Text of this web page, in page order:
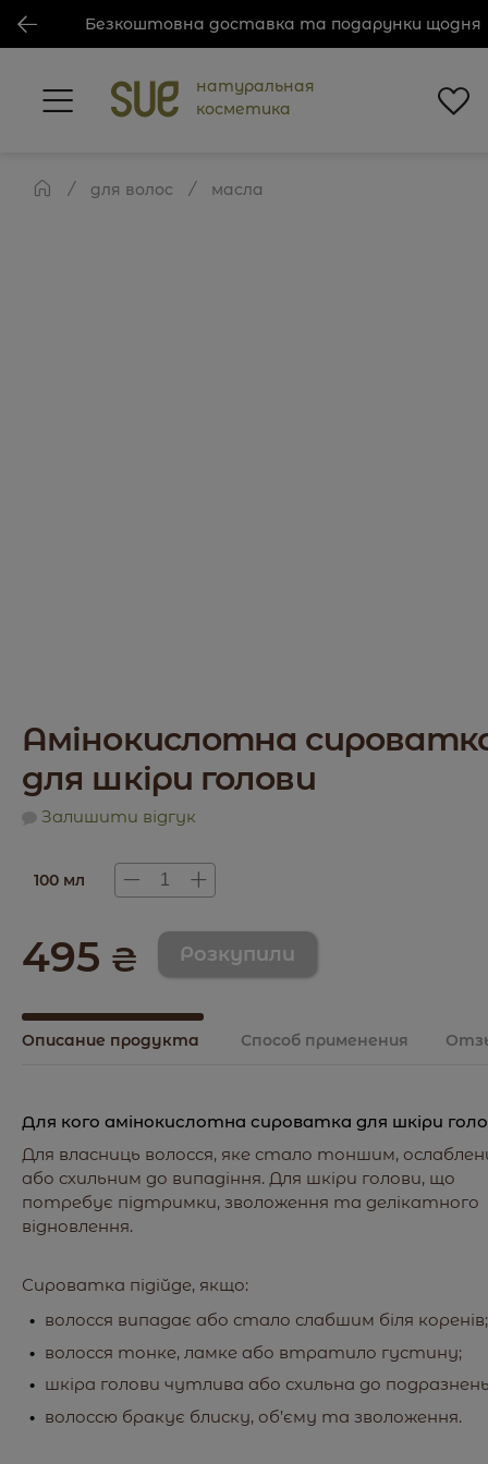
Безкоштовна доставка та подарунки щодня
натуральная
косметика
для волос масла
Амінокислотна
для шкіри голови
Залишити відгук
100 мл
495 ₴
Описание продукта Способ применения
Для кого амінокислотна сироватка для шкіри
Для власниць волосся, яке стало тоншим,
або схильним до випадіння. Для шкіри голови, що
потребує підтримки, зволоження та делікатного
відновлення.
Сироватка підійде, якщо:
волосся випадає або стало слабшим біля коренів;
волосся тонке, ламке або втратило густину;
шкіра голови чутлива або схильна до
волоссю бракує блиску, об’єму та зволоження.